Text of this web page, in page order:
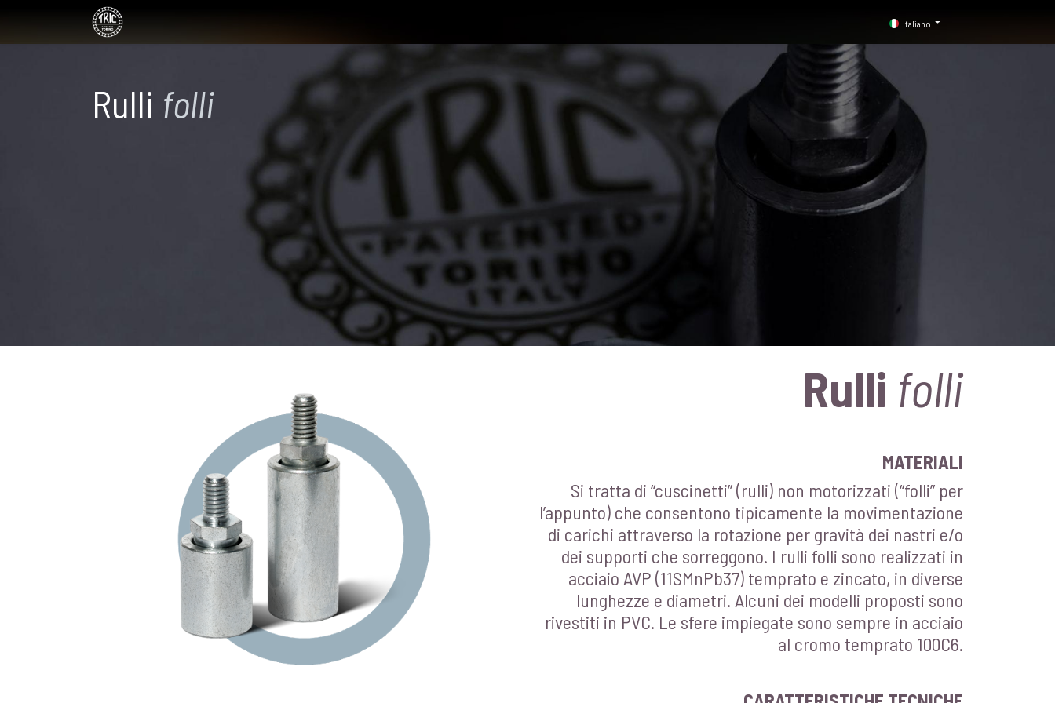
Italiano
​Rulli folli
Rulli folli
MATERIALI
Si tratta di “cuscinetti” (rulli) non motorizzati (“folli” per
l’appunto) che consentono tipicamente la movimentazione
di carichi attraverso la rotazione per gravità dei nastri e/o
dei supporti che sorreggono. I rulli folli sono realizzati in
acciaio AVP (11SMnPb37) temprato e zincato, in diverse
lunghezze e diametri. Alcuni dei modelli proposti sono
rivestiti in PVC. Le sfere impiegate sono sempre in acciaio
al cromo temprato 100C6.